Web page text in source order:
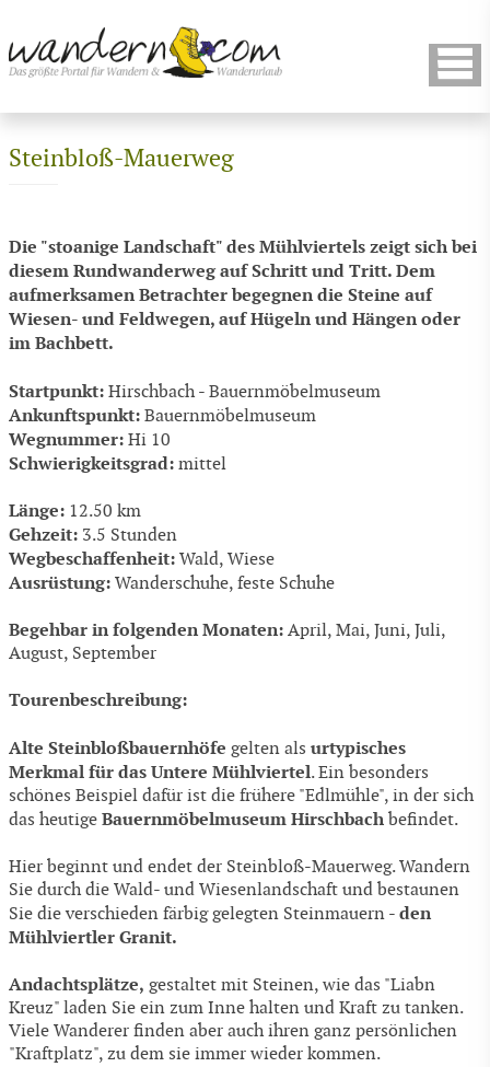
Steinbloß-Mauerweg
Die "stoanige Landschaft" des Mühlviertels zeigt sich bei
diesem Rundwanderweg auf Schritt und Tritt. Dem
aufmerksamen Betrachter begegnen die Steine auf
Wiesen- und Feldwegen, auf Hügeln und Hängen oder
im Bachbett.
Startpunkt: Hirschbach - Bauernmöbelmuseum
Ankunftspunkt: Bauernmöbelmuseum
Wegnummer: Hi 10
Schwierigkeitsgrad: mittel
Länge: 12.50 km
Gehzeit: 3.5 Stunden
Wegbeschaffenheit: Wald, Wiese
Ausrüstung: Wanderschuhe, feste Schuhe
Begehbar in folgenden Monaten: April, Mai, Juni, Juli,
August, September
Tourenbeschreibung:
Alte Steinbloßbauernhöfe gelten als urtypisches
Merkmal für das Untere Mühlviertel. Ein besonders
schönes Beispiel dafür ist die frühere "Edlmühle", in der sich
das heutige Bauernmöbelmuseum Hirschbach befindet.
Hier beginnt und endet der Steinbloß-Mauerweg. Wandern
Sie durch die Wald- und Wiesenlandschaft und bestaunen
Sie die verschieden färbig geleg­ten Steinmauern - den
Mühlviertler Granit.
Andachtsplätze, gestal­tet mit Steinen, wie das "Liabn
Kreuz" laden Sie ein zum Inne hal­ten und Kraft zu tanken.
Viele Wanderer finden aber auch ihren ganz persönlichen
"Kraftplatz", zu dem sie immer wieder kommen.